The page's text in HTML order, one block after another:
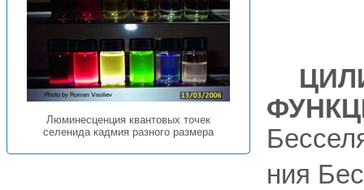
Люминесценция квантовых точек
селенида кадмия разного размера
ния